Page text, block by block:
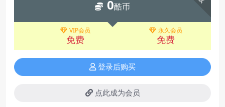
0酷币
VIP会员
免费
永久会员
免费
登录后购买
点此成为会员